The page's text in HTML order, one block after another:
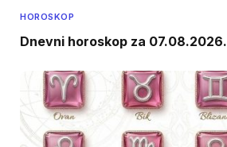
HOROSKOP
Dnevni horoskop za 07.08.2026.